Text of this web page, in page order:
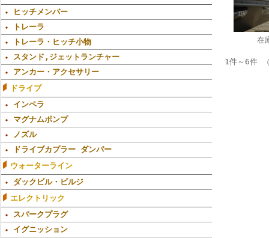
ヒッチメンバー
トレーラ
トレーラ・ヒッチ小物
スタンド,ジェットランチャー
アンカー・アクセサリー
ドライブ
インペラ
マグナムポンプ
ノズル
ドライブカプラー ダンパー
ウォーターライン
ダックビル・ビルジ
エレクトリック
スパークプラグ
イグニッション
在
1件～6件